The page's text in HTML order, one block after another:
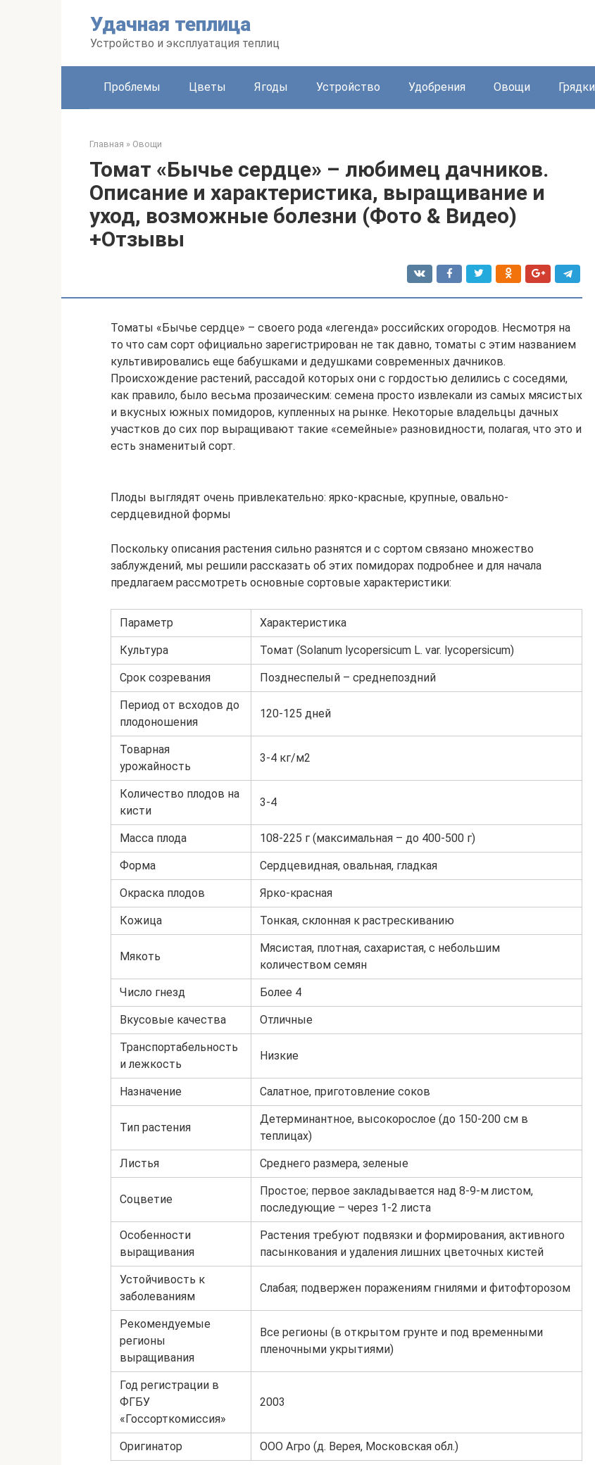
Удачная теплица
Устройство и эксплуатация теплиц
Проблемы Цветы Ягоды Устройство Удобрения Овощи Грядки
Главная » Овощи
Томат «Бычье сердце» – любимец дачников.
Описание и характеристика, выращивание и
уход, возможные болезни (Фото & Видео)
+Отзывы
Томаты «Бычье сердце» – своего рода «легенда» российских огородов. Несмотря на
то что сам сорт официально зарегистрирован не так давно, томаты с этим названием
культивировались еще бабушками и дедушками современных дачников.
Происхождение растений, рассадой которых они с гордостью делились с соседями,
как правило, было весьма прозаическим: семена просто извлекали из самых мясистых
и вкусных южных помидоров, купленных на рынке. Некоторые владельцы дачных
участков до сих пор выращивают такие «семейные» разновидности, полагая, что это и
есть знаменитый сорт.
Плоды выглядят очень привлекательно: ярко-красные, крупные, овально-
сердцевидной формы
Поскольку описания растения сильно разнятся и с сортом связано множество
заблуждений, мы решили рассказать об этих помидорах подробнее и для начала
предлагаем рассмотреть основные сортовые характеристики:
Параметр Характеристика
Культура Томат (Solanum lycopersicum L. var. lycopersicum)
Срок созревания Позднеспелый – среднепоздний
Период от всходов до
плодоношения
120-125 дней
Товарная
урожайность
3-4 кг/м2
Количество плодов на
кисти
3-4
Масса плода 108-225 г (максимальная – до 400-500 г)
Форма Сердцевидная, овальная, гладкая
Окраска плодов Ярко-красная
Кожица Тонкая, склонная к растрескиванию
Мякоть
Мясистая, плотная, сахаристая, с небольшим
количеством семян
Число гнезд Более 4
Вкусовые качества Отличные
Транспортабельность
и лежкость
Низкие
Назначение Салатное, приготовление соков
Тип растения
Детерминантное, высокорослое (до 150-200 см в
теплицах)
Листья Среднего размера, зеленые
Соцветие
Простое; первое закладывается над 8-9-м листом,
последующие – через 1-2 листа
Особенности
выращивания
Растения требуют подвязки и формирования, активного
пасынкования и удаления лишних цветочных кистей
Устойчивость к
заболеваниям
Слабая; подвержен поражениям гнилями и фитофторозом
Рекомендуемые
регионы
выращивания
Все регионы (в открытом грунте и под временными
пленочными укрытиями)
Год регистрации в
ФГБУ
«Госсорткомиссия»
2003
Оригинатор ООО Агро (д. Верея, Московская обл.)